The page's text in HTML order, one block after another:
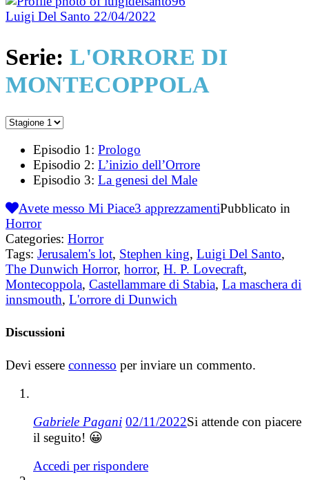
Luigi Del Santo 22/04/2022
Serie: L'ORRORE DI
MONTECOPPOLA
Episodio 1: Prologo
Episodio 2: L’inizio dell’Orrore
Episodio 3: La genesi del Male
Avete messo Mi Piace3 apprezzamentiPubblicato in
Horror
Categories: Horror
Tags: Jerusalem's lot, Stephen king, Luigi Del Santo,
The Dunwich Horror, horror, H. P. Lovecraft,
Montecoppola, Castellammare di Stabia, La maschera di
innsmouth, L'orrore di Dunwich
Discussioni
Devi essere connesso per inviare un commento.
Gabriele Pagani 02/11/2022Si attende con piacere
il seguito! 😀
Accedi per rispondere